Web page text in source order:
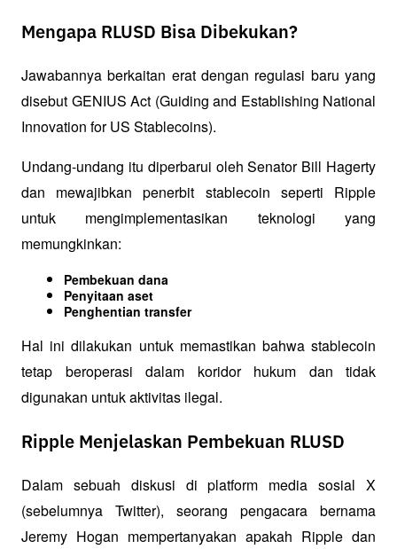
Mengapa RLUSD Bisa Dibekukan?
Jawabannya berkaitan erat dengan regulasi baru yang
disebut GENIUS Act (Guiding and Establishing National
Innovation for US Stablecoins).
Undang-undang itu diperbarui oleh Senator Bill Hagerty
dan mewajibkan penerbit stablecoin seperti Ripple
untuk mengimplementasikan teknologi yang
memungkinkan:
Pembekuan dana
Penyitaan aset
Penghentian transfer
Hal ini dilakukan untuk memastikan bahwa stablecoin
tetap beroperasi dalam koridor hukum dan tidak
digunakan untuk aktivitas ilegal.
Ripple Menjelaskan Pembekuan RLUSD
Dalam sebuah diskusi di platform media sosial X
(sebelumnya Twitter), seorang pengacara bernama
Jeremy Hogan mempertanyakan apakah Ripple dan